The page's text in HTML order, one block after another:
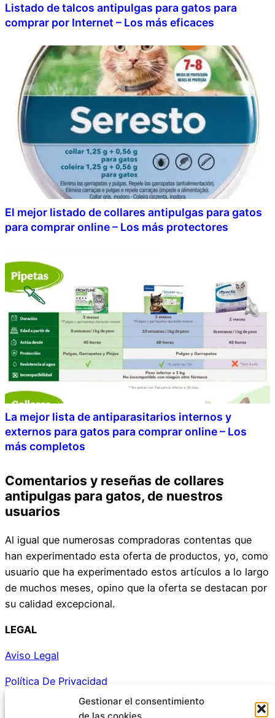
Gestionar el consentimiento
Listado de talcos antipulgas para gatos para
comprar por Internet – Los más eficaces
El mejor listado de collares antipulgas para gatos
para comprar online – Los más protectores
La mejor lista de antiparasitarios internos y
externos para gatos para comprar online – Los
más completos
Comentarios y reseñas de collares
antipulgas para gatos, de nuestros
usuarios
Al igual que numerosas compradoras contentas que
han experimentado esta oferta de productos, yo, como
usuario que ha experimentado estos artículos a lo largo
de muchos meses, opino que la oferta se destacan por
su calidad excepcional.
LEGAL
Aviso Legal
Política De Privacidad
Política De Cookies